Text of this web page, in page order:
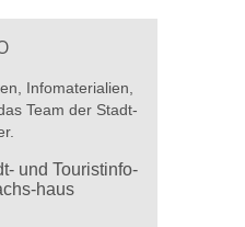
Infomaterialien,
Team der Stadt-